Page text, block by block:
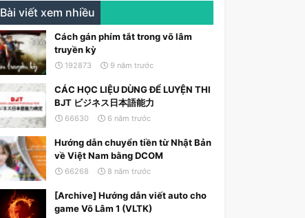
Bài viết xem nhiều
Cách gán phím tắt trong võ lâm
truyền kỳ
192873 9 năm trước
CÁC HỌC LIỆU DÙNG ĐỂ LUYỆN THI
BJT ビジネス日本語能力
66630 6 năm trước
Hướng dẫn chuyển tiền từ Nhật Bản
về Việt Nam bằng DCOM
66268 8 năm trước
[Archive] Hướng dẫn viết auto cho
game Võ Lâm 1 (VLTK)